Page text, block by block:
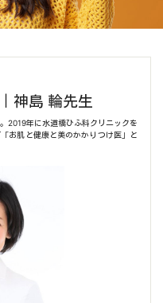
神島 輪先生
2019年に水道橋ひふ科クリニックを
お肌と健康と美のかかりつけ医」と